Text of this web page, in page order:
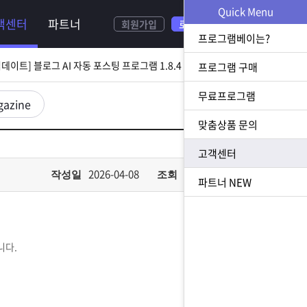
센터 파트너 회원가입 로그인
[ 2026.08.05 업데이트] 스토어 사업자 디비 추출 프로그램 1.5.9 업데이트
[ 2026.07.31 업데이트] 블로그 AI 자동 포스팅 프로그램 1.8.4 업데이트
이트] N사 쪽지 자동 발송 프로그램 1.3.0 업데이트
[ 2026.07.23 업데이트] 황금 키워드 수집 추출 프로그램 1.1.8 업데이트
작성일 2026-04-08 조회
다.
Quick Menu
프로그램베이는?
프로그램 구매
무료프로그램
맞춤상품 문의
고객센터
파트너 NEW